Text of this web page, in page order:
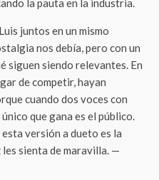
la pauta en la industria.
juntos en un mismo
nos debía, pero con un
siguen siendo relevantes. En
de competir, hayan
cuando dos voces con
que gana es el público.
esta versión a dueto es la
sienta de maravilla. —